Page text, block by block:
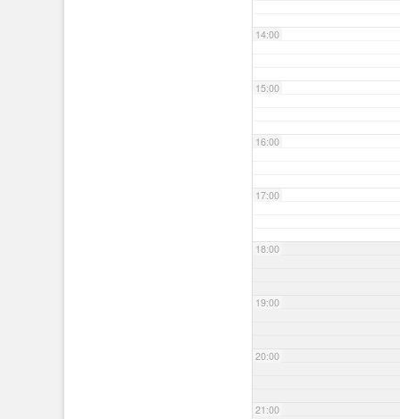
14:00
15:00
16:00
17:00
18:00
19:00
20:00
21:00